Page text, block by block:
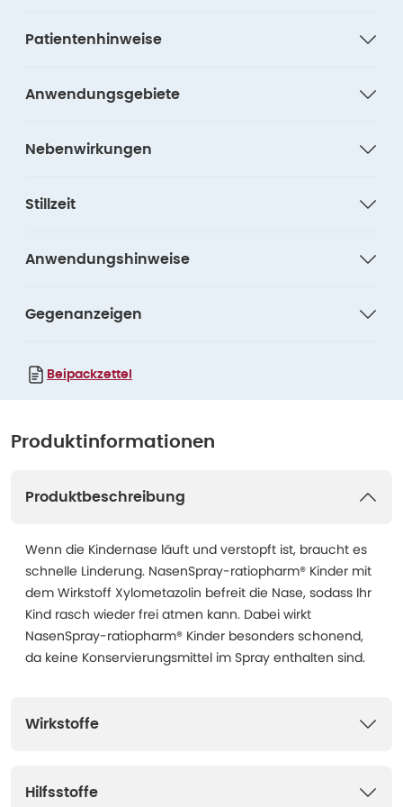
Patientenhinweise
Anwendungsgebiete
Nebenwirkungen
Stillzeit
Anwendungshinweise
Gegenanzeigen
Beipackzettel
Produktinformationen
Produktbeschreibung
Wenn die Kindernase läuft und verstopft ist, braucht es
schnelle Linderung. NasenSpray-ratiopharm® Kinder mit
dem Wirkstoff Xylometazolin befreit die Nase, sodass Ihr
Kind rasch wieder frei atmen kann. Dabei wirkt
NasenSpray-ratiopharm® Kinder besonders schonend,
da keine Konservierungsmittel im Spray enthalten sind.
Wirkstoffe
Hilfsstoffe